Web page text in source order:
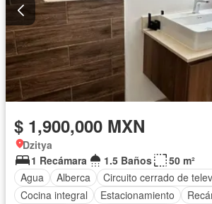
$ 1,900,000 MXN
Dzitya
1 Recámara
1.5 Baños
50 m²
Agua
Alberca
Circuito cerrado de
Cocina integral
Estacionamiento